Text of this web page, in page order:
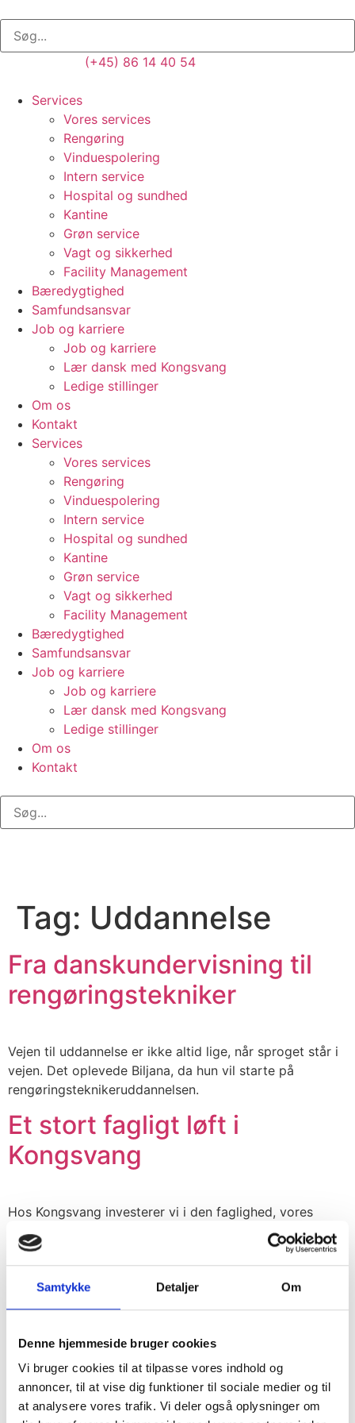
Samtykke Detaljer Om
Denne hjemmeside bruger cookies
Vi bruger cookies til at tilpasse vores indhold og
annoncer, til at vise dig funktioner til sociale medier og til
at analysere vores trafik. Vi deler også oplysninger om
(+45) 86 14 40 54
Services
Vores services
Rengøring
Vinduespolering
Intern service
Hospital og sundhed
Kantine
Grøn service
Vagt og sikkerhed
Facility Management
Bæredygtighed
Samfundsansvar
Job og karriere
Job og karriere
Lær dansk med Kongsvang
Ledige stillinger
Om os
Kontakt
Services
Vores services
Rengøring
Vinduespolering
Intern service
Hospital og sundhed
Kantine
Grøn service
Vagt og sikkerhed
Facility Management
Bæredygtighed
Samfundsansvar
Job og karriere
Job og karriere
Lær dansk med Kongsvang
Ledige stillinger
Om os
Kontakt
Tag: Uddannelse
Fra danskundervisning til
rengøringstekniker
Vejen til uddannelse er ikke altid lige, når sproget står i
vejen. Det oplevede Biljana, da hun vil starte på
rengøringsteknikeruddannelsen.
Et stort fagligt løft i
Kongsvang
Hos Kongsvang investerer vi i den faglighed, vores
kunder møder hver eneste dag. Derfor giver vi AMU
kurser til alle medarbejdere i driften.
Kongsvang er nomineret til
Årets Ejerleder 2025!
Kongsvang er nomineret til Årets Ejerleder 2025. En stor
anerkendelse til Kongsvangs direktører og medejere
Christina Nyhus og Jørgen Hertz.